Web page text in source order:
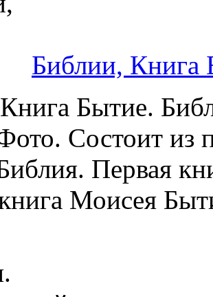
Библии, Книга
Бытие.
Состоит из
Первая
Моисея